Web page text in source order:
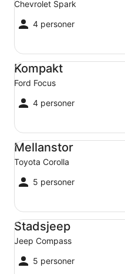
Chevrolet Spark
4 personer
Kompakt
Ford Focus
4 personer
Kompakt Ford Focus
Mellanstor
Toyota Corolla
5 personer
Mellanstor Toyota Corolla
Stadsjeep
Jeep Compass
5 personer
Stadsjeep Jeep Compass